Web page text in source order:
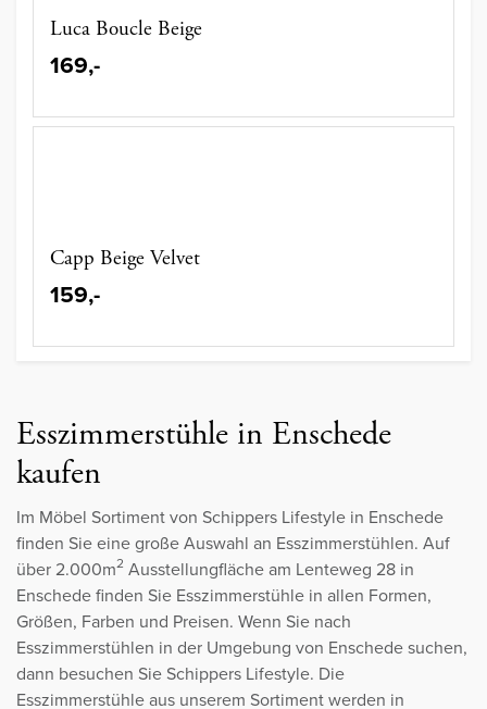
Luca Boucle Beige
169,-
Capp Beige Velvet
159,-
Esszimmerstühle in Enschede
kaufen
Im Möbel Sortiment von Schippers Lifestyle in Enschede
finden Sie eine große Auswahl an Esszimmerstühlen. Auf
über 2.000m2 Ausstellungfläche am Lenteweg 28 in
Enschede finden Sie Esszimmerstühle in allen Formen,
Größen, Farben und Preisen. Wenn Sie nach
Esszimmerstühlen in der Umgebung von Enschede suchen,
dann besuchen Sie Schippers Lifestyle. Die
Esszimmerstühle aus unserem Sortiment werden in